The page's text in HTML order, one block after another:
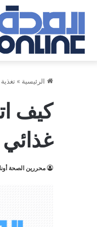
الرئيسية » تغذية
كيف
محررين الصحة